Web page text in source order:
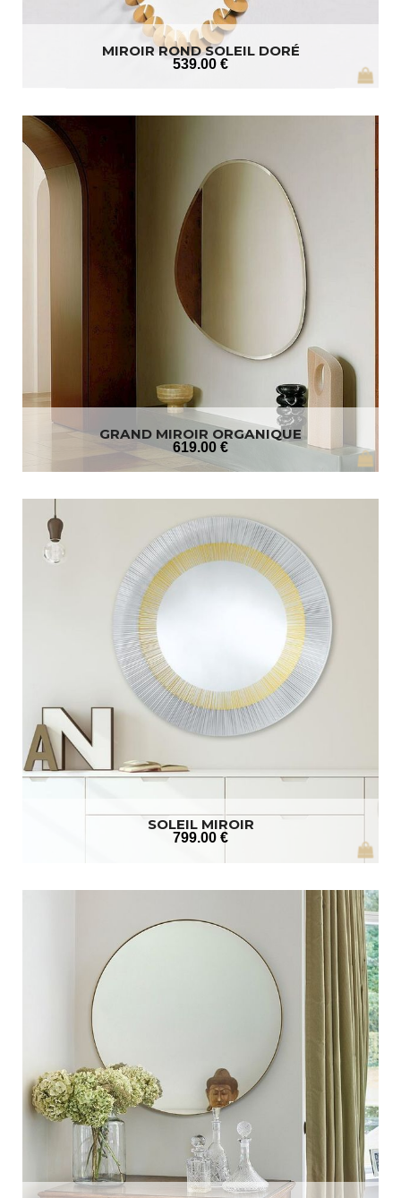
MIROIR ROND SOLEIL DORÉ
539.00 €
GRAND MIROIR ORGANIQUE
619.00 €
SOLEIL MIROIR
799.00 €